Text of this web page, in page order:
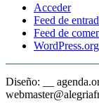
Acceder
Feed de
Feed de
WordPress.org
Diseño: __